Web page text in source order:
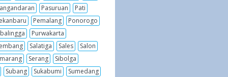
Pasuruan
Pati
Pemalang
Ponorogo
Purwakarta
Salatiga Sales
Salon
Serang
Sibolga
Subang
Sukabumi
Sumedang